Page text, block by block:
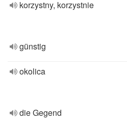
korzystny, korzystnie
günstig
okolica
die Gegend